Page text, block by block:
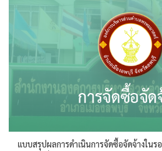
แบบสรุปผลการดำเนินการจัดซื้อจัดจ้างใน